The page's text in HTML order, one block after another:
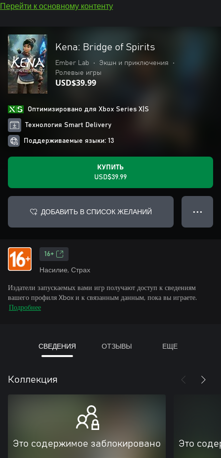
Перейти к основному контенту
Kena: Bridge of Spirits
Ember Lab • Экшн и приключения
•
Ролевые игры
USD$39.99
Оптимизировано для Xbox Series X|S
Технология Smart Delivery
Поддерживаемые языки: 13
КУПИТЬ
USD$39.99
ДОБАВИТЬ В СПИСОК ЖЕЛАНИЙ ● ● ●
16+
Насилие, Страх
Издатели запускаемых вами игр получают доступ к сведениям
вашего профиля Xbox и к связанным данным, пока вы играете.
Подробнее
СВЕДЕНИЯ ОТЗЫВЫ ЕЩЕ
Коллекция
Это содержимое заблокировано Это